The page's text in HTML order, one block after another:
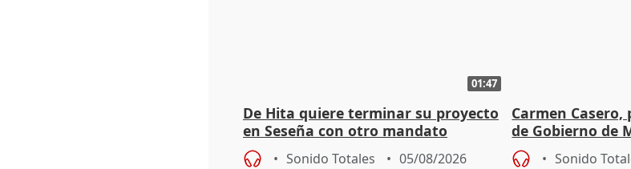
01:47
De Hita quiere terminar su proyecto
en Seseña con otro mandato
Sonido Totales 05/08/2026
Carmen
de Gobierno de
de Pérez de Siles
Sonido